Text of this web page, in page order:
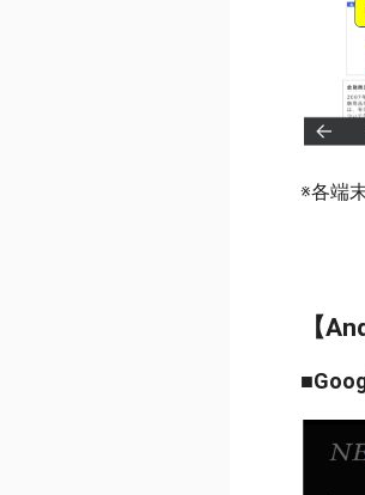
※各端
【